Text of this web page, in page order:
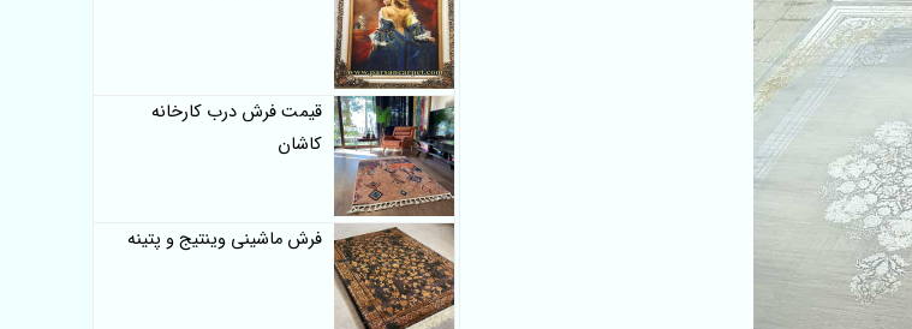
قیمت فرش درب کارخانه
کاشان
فرش ماشینی وینتیج و پتینه